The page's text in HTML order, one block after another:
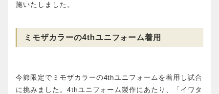
施いたしました。
ミモザカラーの4thユニフォーム着用
今節限定でミモザカラーの4thユニフォームを着用し試合
に挑みました。4thユニフォーム製作にあたり、「イワタ